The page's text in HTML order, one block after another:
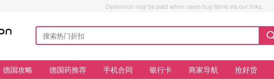
Dealmoon may be paid when users buy items via our links.
德国攻略 德国药推荐 手机合同 银行卡 商家导航 抢好货